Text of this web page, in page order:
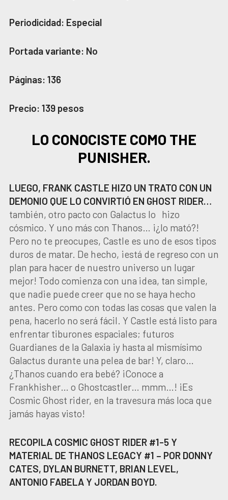
Periodicidad: Especial
Portada variante: No
Páginas: 136
Precio: 139 pesos
LO CONOCISTE COMO THE
PUNISHER.
LUEGO, FRANK CASTLE HIZO UN TRATO CON UN
DEMONIO QUE LO CONVIRTIÓ EN GHOST RIDER…
también, otro pacto con Galactus lo hizo
cósmico. Y uno más con Thanos… ¡¿lo mató?!
Pero no te preocupes, Castle es uno de esos tipos
duros de matar. De hecho, ¡está de regreso con un
plan para hacer de nuestro universo un lugar
mejor! Todo comienza con una idea, tan simple,
que nadie puede creer que no se haya hecho
antes. Pero como con todas las cosas que valen la
pena, hacerlo no será fácil. Y Castle está listo para
enfrentar tiburones espaciales; futuros
Guardianes de la Galaxia ¡y hasta al mismísimo
Galactus durante una pelea de bar! Y, claro…
¿Thanos cuando era bebé? ¡Conoce a
Frankhisher… o Ghostcastler… mmm…! ¡Es
Cosmic Ghost rider, en la travesura más loca que
jamás hayas visto!
RECOPILA COSMIC GHOST RIDER #1-5 Y
MATERIAL DE THANOS LEGACY #1 – POR DONNY
CATES, DYLAN BURNETT, BRIAN LEVEL,
ANTONIO FABELA Y JORDAN BOYD.